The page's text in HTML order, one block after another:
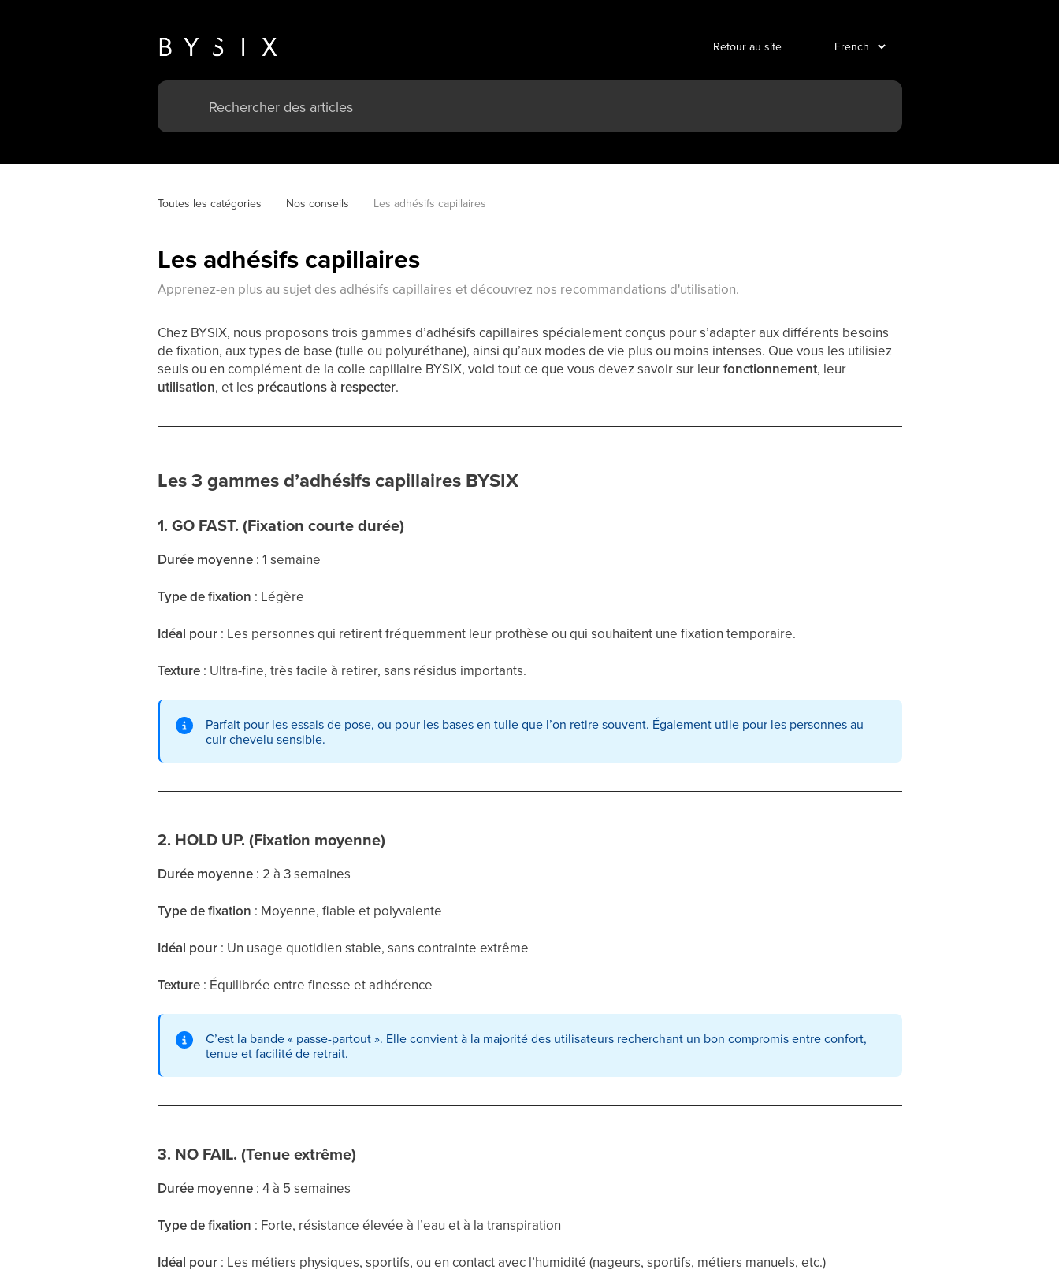
Retour au site
Toutes les catégories Nos conseils Les adhésifs capillaires
Les adhésifs capillaires
Apprenez-en plus au sujet des adhésifs capillaires et découvrez nos recommandations d'utilisation.
Chez BYSIX, nous proposons trois gammes d’adhésifs capillaires spécialement conçus pour s’adapter aux différents besoins
de fixation, aux types de base (tulle ou polyuréthane), ainsi qu’aux modes de vie plus ou moins intenses. Que vous les utilisiez
seuls ou en complément de la colle capillaire BYSIX, voici tout ce que vous devez savoir sur leurfonctionnement, leur
utilisation, et les précautions à respecter.
Les 3 gammes d’adhésifs capillaires BYSIX
1. GO FAST. (Fixation courte durée)
Durée moyenne: 1 semaine
Type de fixation : Légère
Idéal pour: Les personnes qui retirent fréquemment leur prothèse ou qui souhaitent une fixation temporaire.
Texture: Ultra-fine, très facile à retirer, sans résidus importants.
Parfait pour les essais de pose, ou pour les bases en tulle que l’on retire souvent. Également utile pour les personnes au
cuir chevelu sensible.
2. HOLD UP. (Fixation moyenne)
Durée moyenne: 2 à 3 semaines
Type de fixation : Moyenne, fiable et polyvalente
Idéal pour: Un usage quotidien stable, sans contrainte extrême
Texture: Équilibrée entre finesse et adhérence
C’est la bande « passe-partout ». Elle convient à la majorité des utilisateurs recherchant un bon compromis entre confort,
tenue et facilité de retrait.
3. NO FAIL. (Tenue extrême)
Durée moyenne: 4 à 5 semaines
Type de fixation : Forte, résistance élevée à l’eau et à la transpiration
Idéal pour: Les métiers physiques, sportifs, ou en contact avec l’humidité (nageurs, sportifs, métiers manuels, etc.)